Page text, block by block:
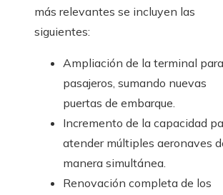
más relevantes se incluyen las
siguientes:
Ampliación de la terminal para
pasajeros, sumando nuevas
puertas de embarque.
Incremento de la capacidad
atender múltiples aeronaves
manera simultánea.
Renovación completa de los